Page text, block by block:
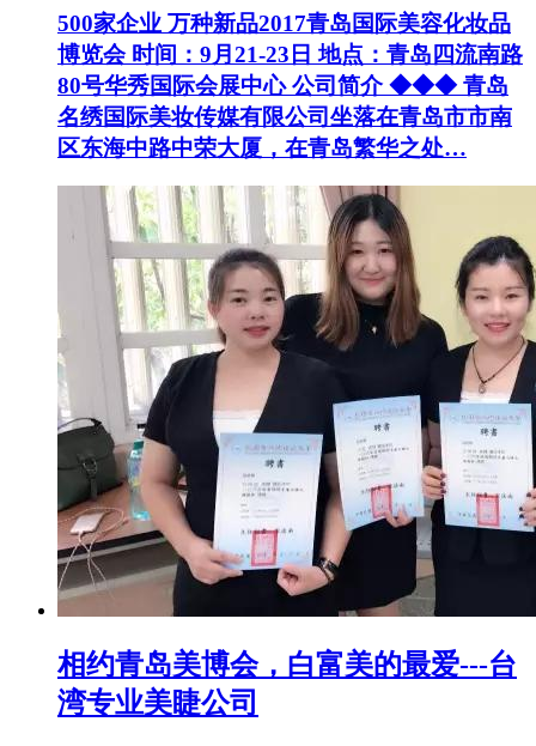
500家企业 万种新品2017青岛国际美容化妆品
博览会 时间：9月21-23日 地点：青岛四流南路
80号华秀国际会展中心 公司简介 ◆◆◆ 青岛
名绣国际美妆传媒有限公司坐落在青岛市市南
区东海中路中荣大厦，在青岛繁华之处…
相约青岛美博会，白富美的最爱---台
湾专业美睫公司